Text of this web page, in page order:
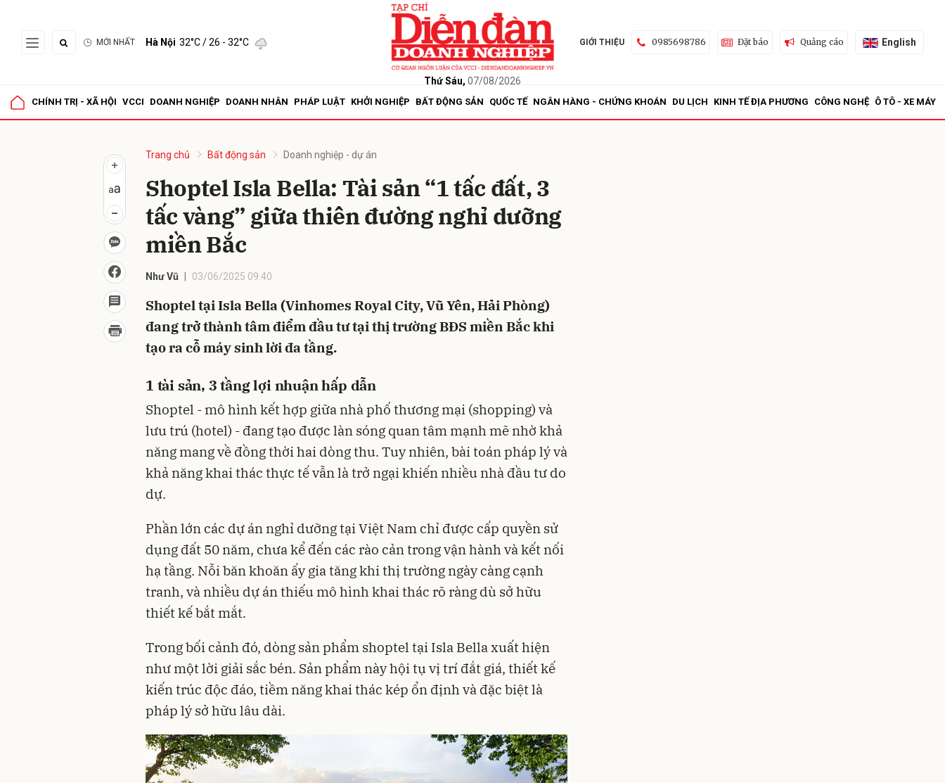
MỚI NHẤT Hà Nội 32°C/ 26 - 32°C
Thứ Sáu, 07/08/2026
GIỚI THIỆU 0985698786 Đặt báo Quảng cáo English
CHÍNH TRỊ - XÃ HỘI VCCI DOANH NGHIỆP DOANH NHÂN PHÁP LUẬT KHỞI NGHIỆP BẤT ĐỘNG SẢN QUỐC TẾ NGÂN HÀNG - CHỨNG KHOÁN DU LỊCH KINH TẾ ĐỊA PHƯƠNG CÔNG NGHỆ Ô TÔ - XE MÁY
Trang chủ Bất động sản Doanh nghiệp - dự án
Shoptel Isla Bella: Tài sản “1 tấc đất, 3
tấc vàng” giữa thiên đường nghỉ dưỡng
miền Bắc
Như Vũ 03/06/2025 09:40
Shoptel tại Isla Bella (Vinhomes Royal City, Vũ Yên, Hải Phòng)
đang trở thành tâm điểm đầu tư tại thị trường BĐS miền Bắc khi
tạo ra cỗ máy sinh lời đa tầng.
1 tài sản, 3 tầng lợi nhuận hấp dẫn
Shoptel - mô hình kết hợp giữa nhà phố thương mại (shopping) và
lưu trú (hotel) - đang tạo được làn sóng quan tâm mạnh mẽ nhờ khả
năng mang về đồng thời hai dòng thu. Tuy nhiên, bài toán pháp lý và
khả năng khai thác thực tế vẫn là trở ngại khiến nhiều nhà đầu tư do
dự.
Phần lớn các dự án nghỉ dưỡng tại Việt Nam chỉ được cấp quyền sử
dụng đất 50 năm, chưa kể đến các rào cản trong vận hành và kết nối
hạ tầng. Nỗi băn khoăn ấy gia tăng khi thị trường ngày càng cạnh
tranh, và nhiều dự án thiếu mô hình khai thác rõ ràng dù sở hữu
thiết kế bắt mắt.
Trong bối cảnh đó, dòng sản phẩm shoptel tại Isla Bella xuất hiện
như một lời giải sắc bén. Sản phẩm này hội tụ vị trí đắt giá, thiết kế
kiến trúc độc đáo, tiềm năng khai thác kép ổn định và đặc biệt là
pháp lý sở hữu lâu dài.